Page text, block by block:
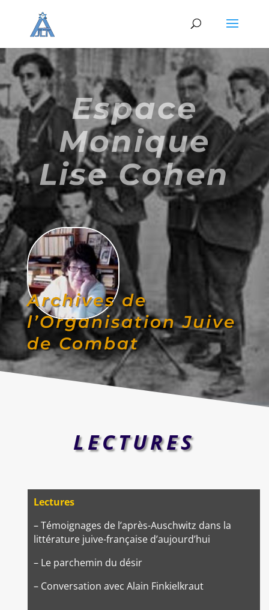
Espace
Monique
Lise Cohen
Archives de
l’Organisation Juive
de Combat
LECTURES
Lectures
– Témoignages de l’après-Auschwitz dans la
littérature juive-française d’aujourd’hui
– Le parchemin du désir
– Conversation avec Alain Finkielkraut